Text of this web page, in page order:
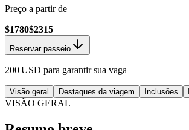
Preço a partir de
$1780$2315
Reservar passeio
200 USD para garantir sua vaga
Visão geral Destaques da viagem Inclusões
VISÃO GERAL